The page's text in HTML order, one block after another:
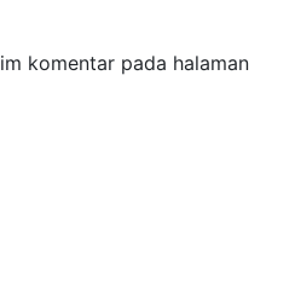
komentar pada halaman